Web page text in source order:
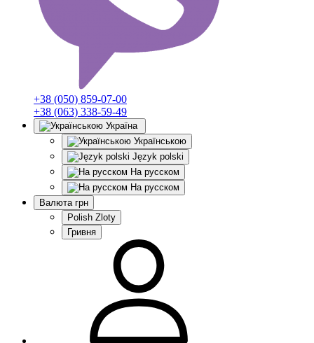
+38 (050) 859-07-00
+38 (063) 338-59-49
Україна
Українською
Język polski
На русском
На русском
Валюта грн
Polish Zloty
Гривня